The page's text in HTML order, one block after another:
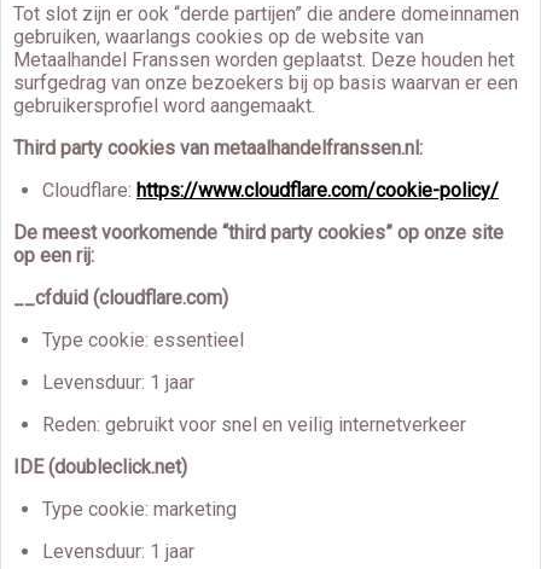
Tot slot zijn er ook “derde partijen” die andere domeinnamen
gebruiken, waarlangs cookies op de website van
Metaalhandel Franssen worden geplaatst. Deze houden het
surfgedrag van onze bezoekers bij op basis waarvan er een
gebruikersprofiel word aangemaakt.
Third party cookies van metaalhandelfranssen.nl:
Cloudflare: https://www.cloudflare.com/cookie-policy/
De meest voorkomende “third party cookies” op onze site
op een rij:
__cfduid (cloudflare.com)
Type cookie: essentieel
Levensduur: 1 jaar
Reden: gebruikt voor snel en veilig internetverkeer
IDE (doubleclick.net)
Type cookie: marketing
Levensduur: 1 jaar